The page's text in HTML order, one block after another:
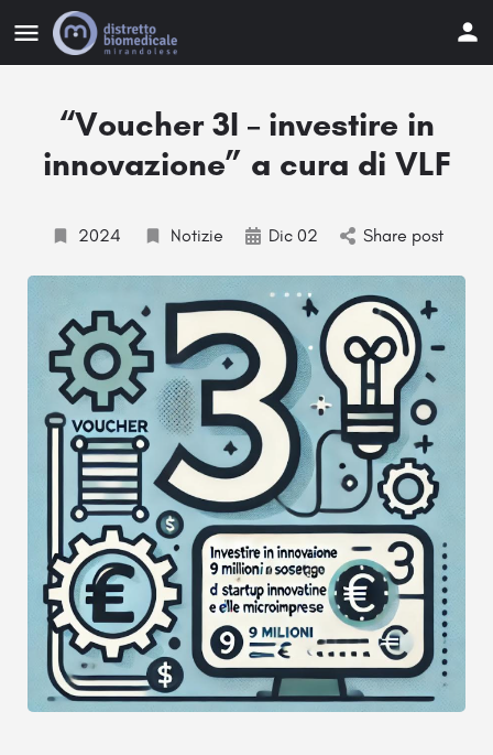
“Voucher 3I – investire in
innovazione” a cura di VLF
2024 Notizie Dic 02 Share post